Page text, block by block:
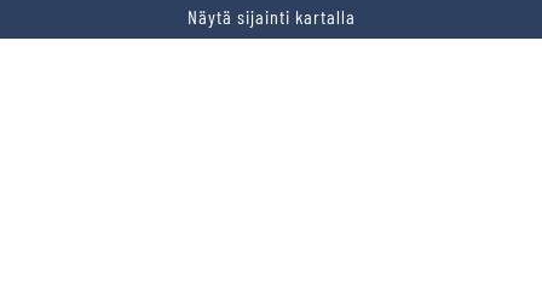
Näytä sijainti kartalla